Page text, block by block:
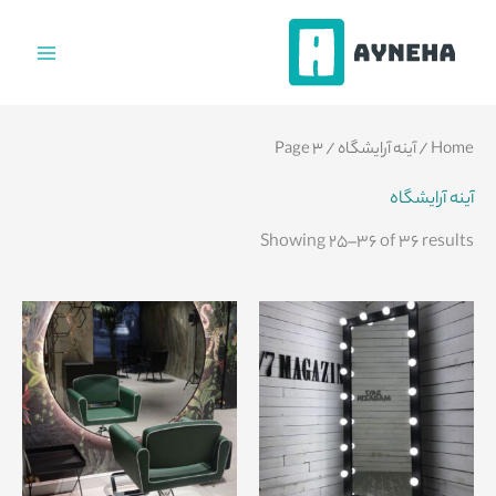
Home
/آینه آرایشگاه/ Page 3
آینه آرایشگاه
Showing 25–36 of 36 results